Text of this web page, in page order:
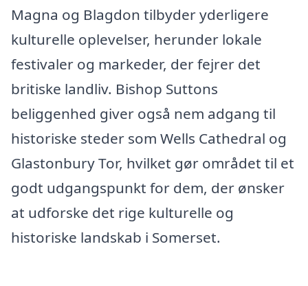
Magna og Blagdon tilbyder yderligere
kulturelle oplevelser, herunder lokale
festivaler og markeder, der fejrer det
britiske landliv. Bishop Suttons
beliggenhed giver også nem adgang til
historiske steder som Wells Cathedral og
Glastonbury Tor, hvilket gør området til et
godt udgangspunkt for dem, der ønsker
at udforske det rige kulturelle og
historiske landskab i Somerset.